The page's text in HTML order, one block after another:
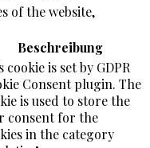
of the website,
Beschreibung
cookie is set by GDPR
Consent plugin. The
is used to store the
consent for the
in the category